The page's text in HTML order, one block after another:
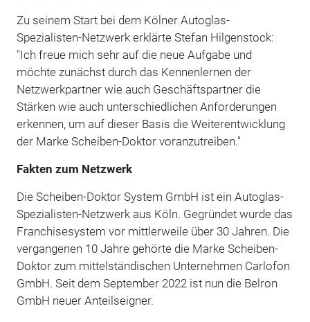
Zu seinem Start bei dem Kölner Autoglas-
Spezialisten-Netzwerk erklärte Stefan Hilgenstock:
"Ich freue mich sehr auf die neue Aufgabe und
möchte zunächst durch das Kennenlernen der
Netzwerkpartner wie auch Geschäftspartner die
Stärken wie auch unterschiedlichen Anforderungen
erkennen, um auf dieser Basis die Weiterentwicklung
der Marke Scheiben-Doktor voranzutreiben."
Fakten zum Netzwerk
Die Scheiben-Doktor System GmbH ist ein Autoglas-
Spezialisten-Netzwerk aus Köln. Gegründet wurde das
Franchisesystem vor mittlerweile über 30 Jahren. Die
vergangenen 10 Jahre gehörte die Marke Scheiben-
Doktor zum mittelständischen Unternehmen Carlofon
GmbH. Seit dem September 2022 ist nun die Belron
GmbH neuer Anteilseigner.